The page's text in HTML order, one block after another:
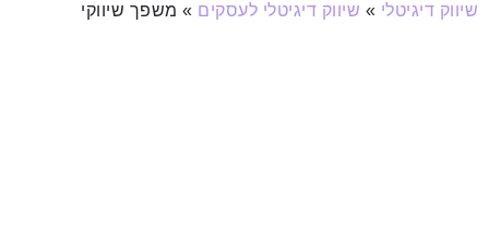
שיווק דיגיטלי » שיווק דיגיטלי לעסקים » משפך שיווקי